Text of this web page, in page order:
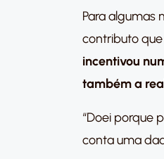
Para algumas
contributo
incentivou
também a
“Doei porque
conta uma